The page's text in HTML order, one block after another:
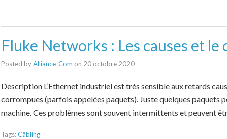
Fluke Networks : Les causes et le
Posted byAlliance-Com on 20 octobre 2020
Description L’Ethernet industriel est très sensible aux retards
corrompues (parfois appelées paquets). Juste quelques paquets
machine. Ces problèmes sont souvent intermittents et peuvent
Tags:Câbling